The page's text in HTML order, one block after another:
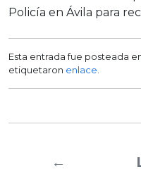
Policía en Ávila para
Esta entrada fue posteada
etiquetaron enlace.
←